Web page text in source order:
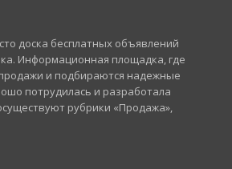
доска бесплатных объявлений
Информационная площадка, где
и подбираются надежные
потрудилась и разработала
рубрики «Продажа»,